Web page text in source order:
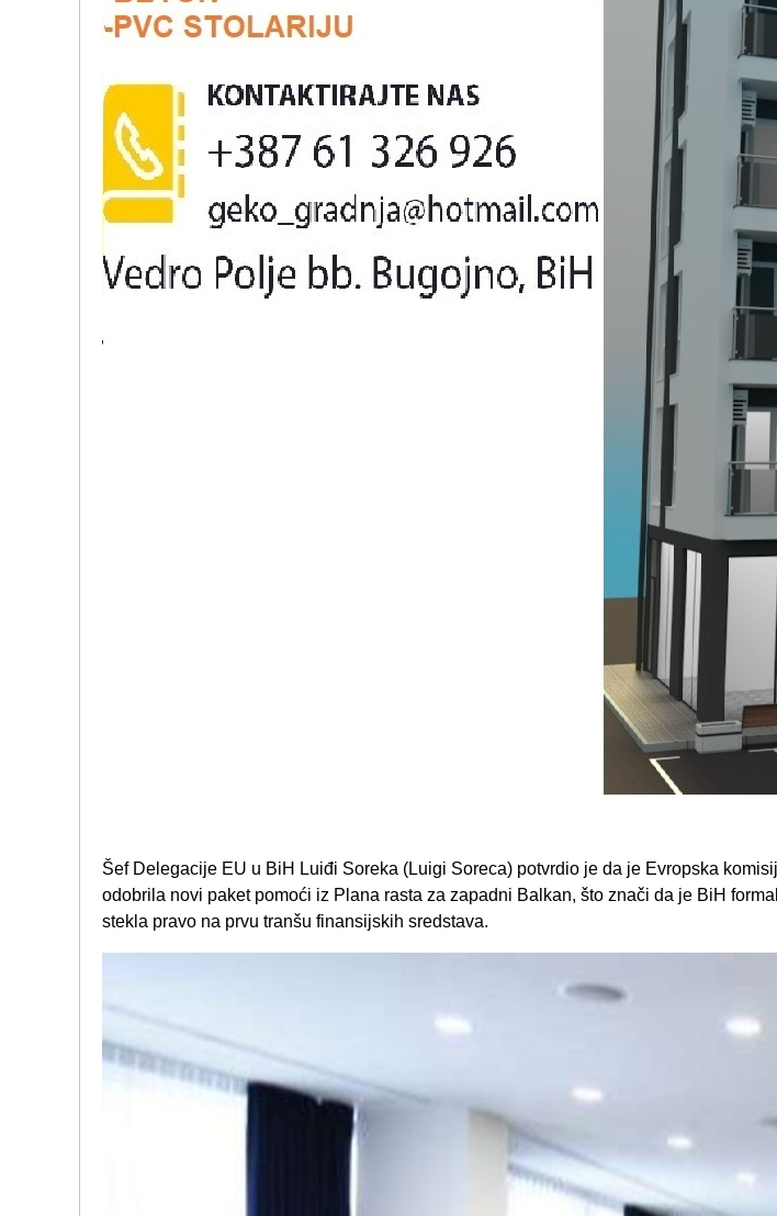
Šef Delegacije EU u BiH Luiđi Soreka (Luigi Soreca) potvrdio je da je Evropska
odobrila novi paket pomoći iz Plana rasta za zapadni Balkan, što znači da je BiH
stekla pravo na prvu tranšu finansijskih sredstava.